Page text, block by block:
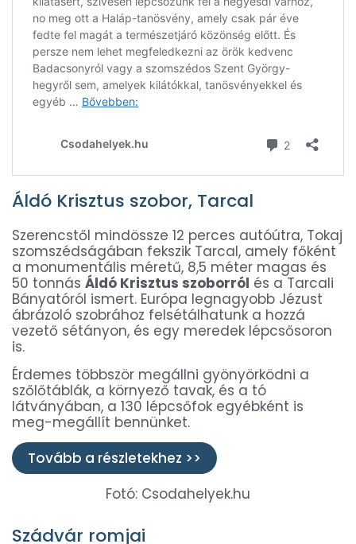
Áldó Krisztus szobor, Tarcal
Szerencstől mindössze 12 perces autóútra, Tokaj
szomszédságában fekszik Tarcal, amely főként
a monumentális méretű, 8,5 méter magas és
50 tonnás Áldó Krisztus szoborról és a Tarcali
Bányatóról ismert. Európa legnagyobb Jézust
ábrázoló szobrához felsétálhatunk a hozzá
vezető sétányon, és egy meredek lépcsősoron
is.
Érdemes többször megállni gyönyörködni a
szőlőtáblák, a környező tavak, és a tó
látványában, a 130 lépcsőfok egyébként is
meg-megállít bennünket.
Tovább a részletekhez >>
Fotó: Csodahelyek.hu
Szádvár romjai